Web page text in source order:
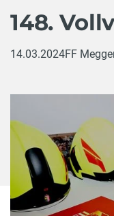
148.
14.03.2024FF